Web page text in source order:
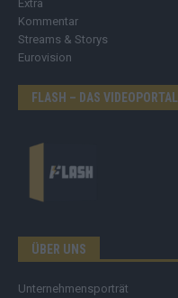
Extra
Kommentar
Streams & Storys
Eurovision
FLASH – DAS VIDEOPORTAL
ÜBER UNS
Unternehmensporträt